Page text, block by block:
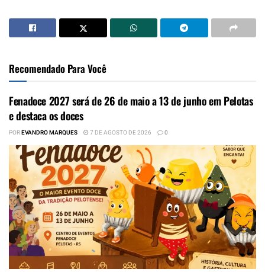
Recomendado Para Você
Fenadoce 2027 será de 26 de maio a 13 de junho em Pelotas
e destaca os doces
POREVANDRO MARQUES 7 DE AGOSTO DE 2026 0